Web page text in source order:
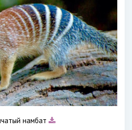
намбат